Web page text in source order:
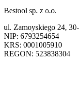
Bestool sp. z o.o.
ul. Zamoyskiego 24,
NIP: 6793254654
KRS: 0001005910
REGON: 523838304